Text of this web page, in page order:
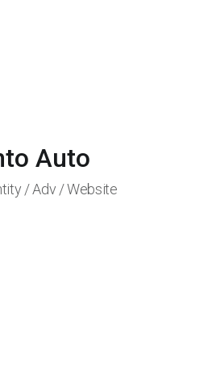
Auto
/ Adv / Website